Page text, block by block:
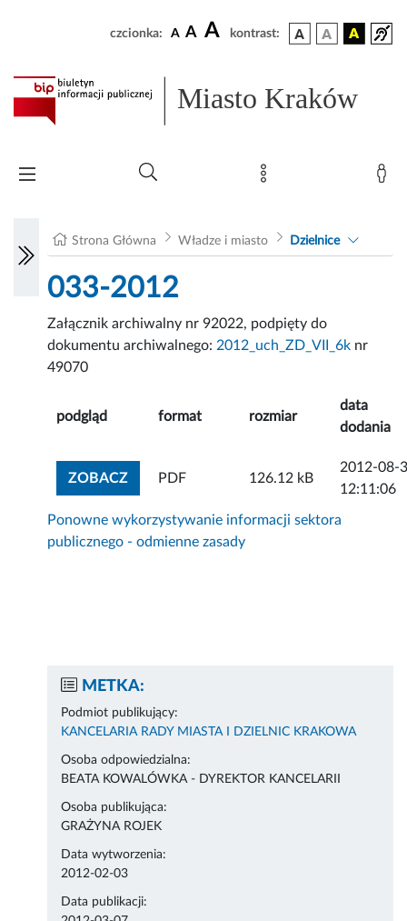
czcionka: A A A kontrast:
Miasto Kraków
Strona Główna Władze i miasto Dzielnice
033-2012
Załącznik archiwalny nr 92022, podpięty do
dokumentu archiwalnego: 2012_uch_ZD_VII_6k nr
49070
podgląd format rozmiar
data
dodania
ZOBACZZOBACZ ZAŁĄCZNIK
PDF 126.12 kB
2012-08-
12:11:06
Ponowne wykorzystywanie informacji sektora
publicznego - odmienne zasady
METKA:
Podmiot publikujący:
KANCELARIA RADY MIASTA I DZIELNIC KRAKOWA
Osoba odpowiedzialna:
BEATA KOWALÓWKA - DYREKTOR KANCELARII
Osoba publikująca:
GRAŻYNA ROJEK
Data wytworzenia:
2012-02-03
Data publikacji: